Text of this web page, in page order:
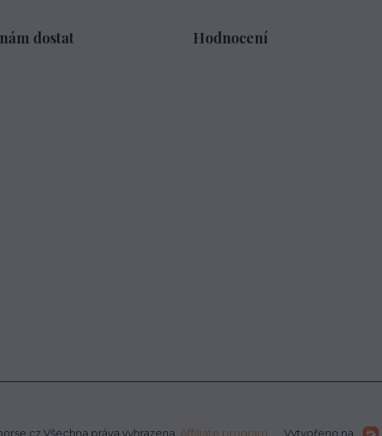
dostat Hodnocení
Všechna práva vyhrazena. Affiliate program Vytvořeno na